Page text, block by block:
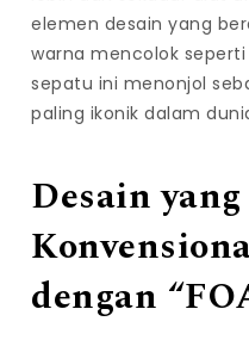
elemen desain yang
warna mencolok
sepatu ini menonjol
paling ikonik dalam
Desain
dengan